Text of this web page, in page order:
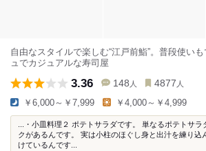
自由なスタイルで楽しむ“江戸前鮨”。普段使い
ュでカジュアルな寿司屋
3.36 148 人 4877 人
￥6,000～￥7,999 ￥4,000～￥4,999
...・小皿料理２ ポテトサラダです。 単なるポテトサラ
クがあるんです。 実は小柱のほぐし身と出汁を練り込
けているんです...